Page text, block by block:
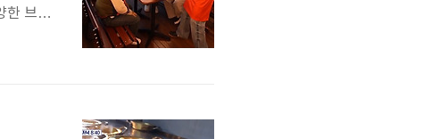
한 브랜
져 색